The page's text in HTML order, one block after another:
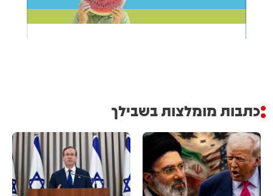
כתבות מומלצות בשבילך